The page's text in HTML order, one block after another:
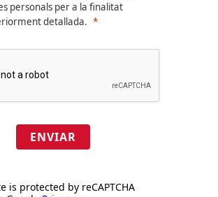
personals per a la finalitat
detallada.
ENVIAR
is protected by reCAPTCHA